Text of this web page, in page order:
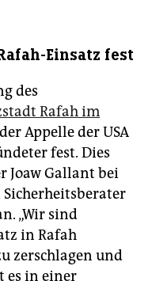
Einsatz fest
des
Rafah im
Appelle der USA
fest. Dies
Gallant bei
„Wir sind
in Rafah
zerschlagen und
es in einer